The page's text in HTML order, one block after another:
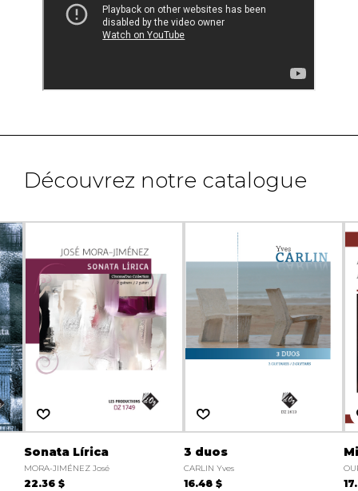
Découvrez notre catalogue
Sonata Lírica
MORA-JIMÉNEZ José
22.36 $
3 duos
CARLIN Yves
16.48 $